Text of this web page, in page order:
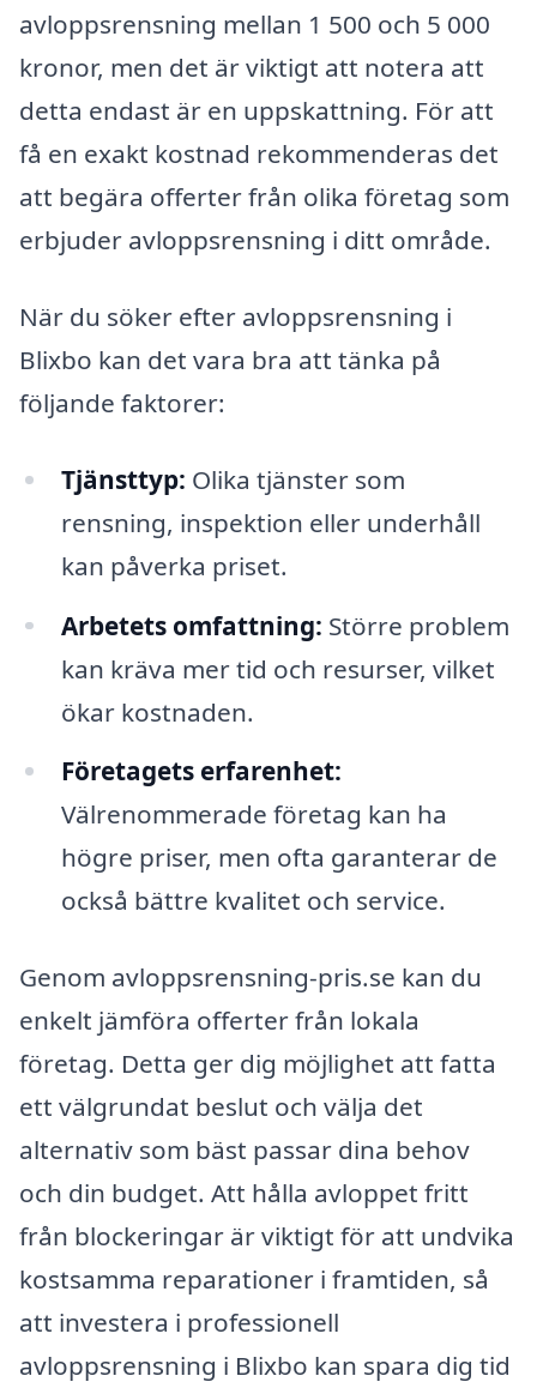
avloppsrensning mellan 1 500 och 5 000
kronor, men det är viktigt att notera att
detta endast är en uppskattning. För att
få en exakt kostnad rekommenderas det
att begära offerter från olika företag som
erbjuder avloppsrensning i ditt område.
När du söker efter avloppsrensning i
Blixbo kan det vara bra att tänka på
följande faktorer:
Tjänsttyp: Olika tjänster som
rensning, inspektion eller underhåll
kan påverka priset.
Arbetets omfattning: Större problem
kan kräva mer tid och resurser, vilket
ökar kostnaden.
Företagets erfarenhet:
Välrenommerade företag kan ha
högre priser, men ofta garanterar de
också bättre kvalitet och service.
Genom avloppsrensning-pris.se kan du
enkelt jämföra offerter från lokala
företag. Detta ger dig möjlighet att fatta
ett välgrundat beslut och välja det
alternativ som bäst passar dina behov
och din budget. Att hålla avloppet fritt
från blockeringar är viktigt för att undvika
kostsamma reparationer i framtiden, så
att investera i professionell
avloppsrensning i Blixbo kan spara dig tid